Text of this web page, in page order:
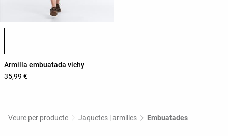
Armilla embuatada vichy
35,99 €
Veure per producte Jaquetes | armilles Embuatades